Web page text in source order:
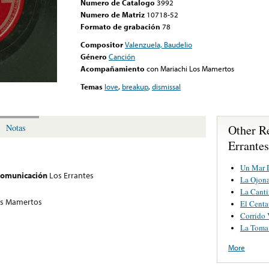
Numero de Catalogo 3992
Numero de Matriz 10718-52
Formato de grabación 78
CompositorValenzuela, Baudelio
Género Canción
Acompañamiento con Mariachi Los Mamertos
Temas love, breakup,dismissal
Notas
Los Errantes
Mamertos
Other
Errantes
Un Mar
La
La
El
Corrido
La
More